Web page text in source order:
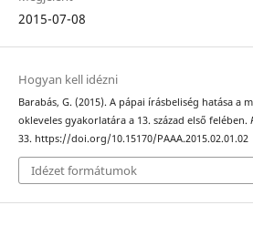
2015-07-08
Hogyan kell idézni
Barabás, G. (2015). A pápai írásbeliség hatása
okleveles gyakorlatára a 13. század első felében.
33. https://doi.org/10.15170/PAAA.2015.02.01.02
Idézet formátumok